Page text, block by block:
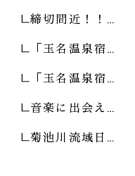
締切間近！！…
「玉名温泉宿…
「玉名温泉宿…
音楽に出会え…
菊池川流域日…